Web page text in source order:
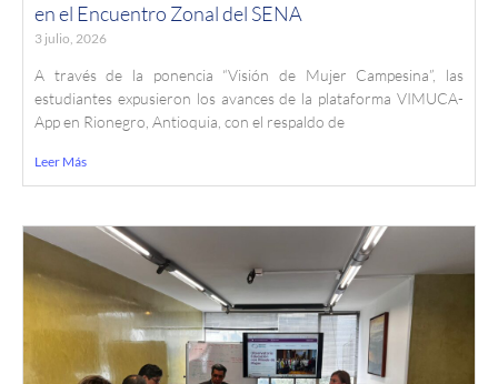
en el Encuentro Zonal del SENA
3 julio, 2026
A través de la ponencia “Visión de Mujer Campesina”, las
estudiantes expusieron los avances de la plataforma VIMUCA-
App en Rionegro, Antioquia, con el respaldo de
Leer Más